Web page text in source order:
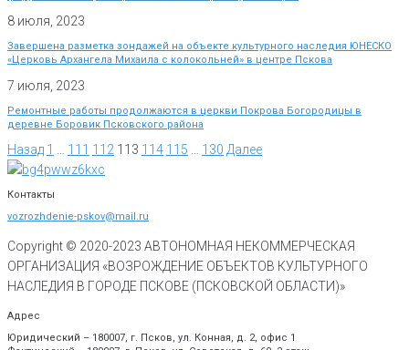
8 июля, 2023
Завершена разметка зондажей на объекте культурного наследия ЮНЕСКО
«Церковь Архангела Михаила с колокольней» в центре Пскова
7 июля, 2023
Ремонтные работы продолжаются в церкви Покрова Богородицы в
деревне Боровик Псковского района
Назад 1 111 112 113 114 115 130 Далее
Контакты
vozrozhdenie-pskov@mail.ru
Copyright © 2020-2023 АВТОНОМНАЯ НЕКОММЕРЧЕСКАЯ
ОРГАНИЗАЦИЯ «ВОЗРОЖДЕНИЕ ОБЪЕКТОВ КУЛЬТУРНОГО
НАСЛЕДИЯ В ГОРОДЕ ПСКОВЕ (ПСКОВСКОЙ ОБЛАСТИ)»
Адрес
Юридический – 180007, г. Псков, ул. Конная, д. 2, офис 1